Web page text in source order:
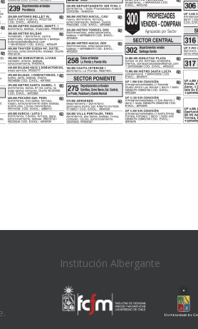
Institución Albergante